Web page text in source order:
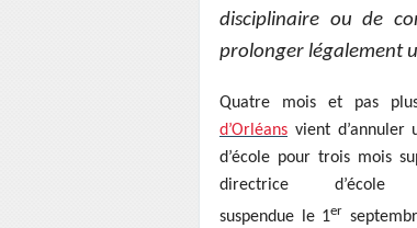
disciplinaire ou de
prolonger légalement
Quatre mois et pas
d’Orléans vient d’annuler
d’école pour trois mois
directrice
suspendue le 1er